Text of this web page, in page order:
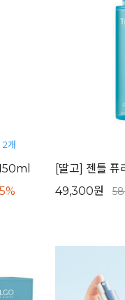
2개
[딸고] 젠틀
49,300원